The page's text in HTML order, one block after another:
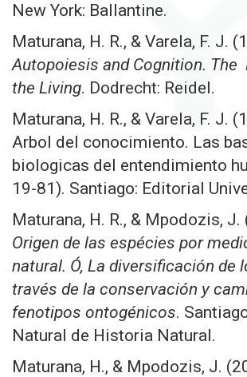
New York: Ballantine.
Maturana, H. R., & Varela, F. J.
Autopoiesis and Cognition. The
the Living. Dodrecht: Reidel.
Maturana, H. R., & Varela, F. J.
Arbol del conocimiento. Las
biologicas del entendimiento
19-81). Santiago: Editorial
Maturana, H. R., & Mpodozis, J.
Origen de las espécies por
natural. Ó, La diversificación de
través de la conservación y
fenotipos ontogénicos.
Natural de Historia Natural.
Maturana, H., & Mpodozis, J.